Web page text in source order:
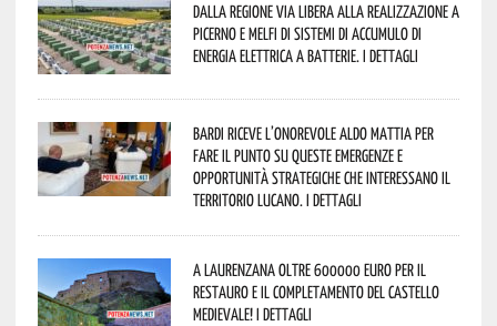
Dalla Regione via libera alla realizzazione a
Picerno e Melfi di sistemi di accumulo di
energia elettrica a batterie. I dettagli
Bardi riceve l’onorevole Aldo Mattia per
fare il punto su queste emergenze e
opportunità strategiche che interessano il
territorio lucano. I dettagli
A Laurenzana oltre 600000 euro per il
restauro e il completamento del Castello
Medievale! I dettagli